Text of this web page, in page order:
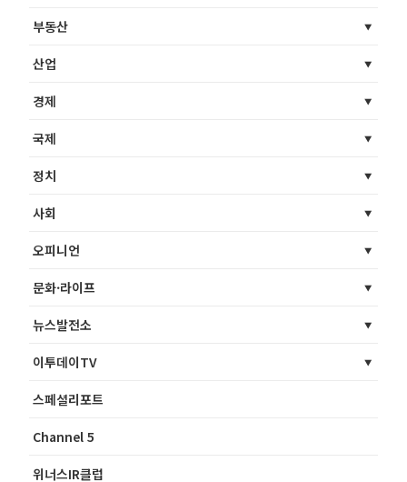
부동산
산업
경제
국제
정치
사회
오피니언
문화·라이프
뉴스발전소
이투데이TV
스페셜리포트
Channel 5
위너스IR클럽